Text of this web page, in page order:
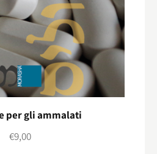
per gli ammalati
€9,00